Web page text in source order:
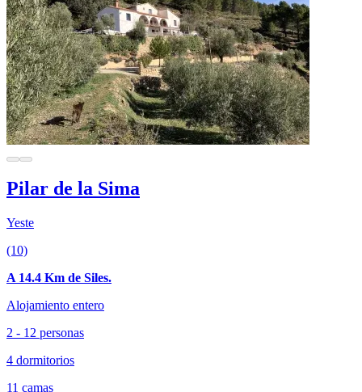
Pilar de la Sima
Yeste
(10)
A 14.4 Km de Siles.
Alojamiento entero
2 - 12 personas
4 dormitorios
11 camas